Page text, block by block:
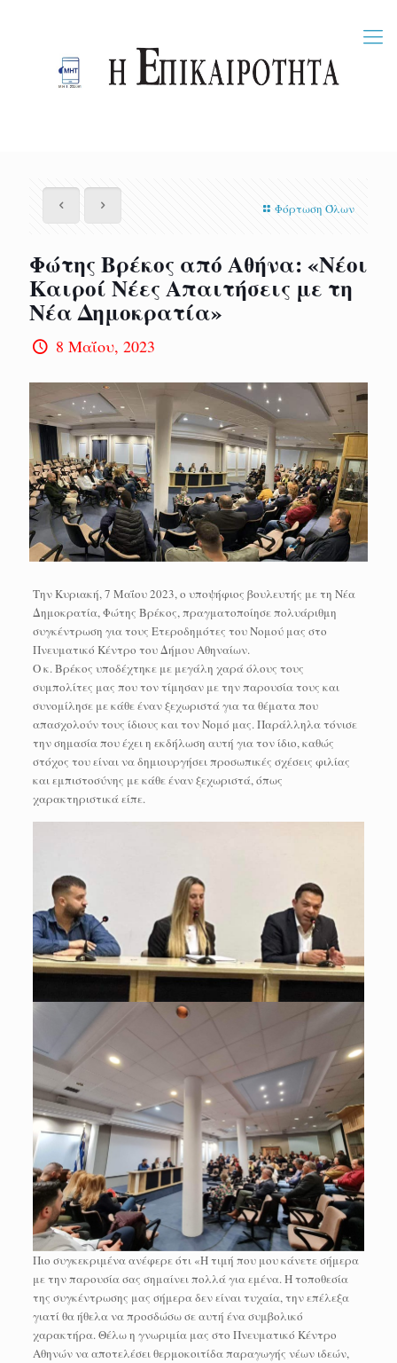
Φόρτωση Όλων
Φώτης Βρέκος από Αθήνα: «Νέοι
Καιροί Νέες Απαιτήσεις με τη
Νέα Δημοκρατία»
8 Μαΐου, 2023
Την Κυριακή, 7 Μαΐου 2023, ο υποψήφιος βουλευτής με τη Νέα
Δημοκρατία, Φώτης Βρέκος, πραγματοποίησε πολυάριθμη
συγκέντρωση για τους Ετεροδημότες του Νομού μας στο
Πνευματικό Κέντρο του Δήμου Αθηναίων.
Ο κ. Βρέκος υποδέχτηκε με μεγάλη χαρά όλους τους
συμπολίτες μας που τον τίμησαν με την παρουσία τους και
συνομίλησε με κάθε έναν ξεχωριστά για τα θέματα που
απασχολούν τους ίδιους και τον Νομό μας. Παράλληλα τόνισε
την σημασία που έχει η εκδήλωση αυτή για τον ίδιο, καθώς
στόχος του είναι να δημιουργήσει προσωπικές σχέσεις φιλίας
και εμπιστοσύνης με κάθε έναν ξεχωριστά, όπως
χαρακτηριστικά είπε.
Πιο συγκεκριμένα ανέφερε ότι «Η τιμή που μου κάνετε σήμερα
με την παρουσία σας σημαίνει πολλά για εμένα. Η τοποθεσία
της συγκέντρωσης μας σήμερα δεν είναι τυχαία, την επέλεξα
γιατί θα ήθελα να προσδώσω σε αυτή ένα συμβολικό
χαρακτήρα. Θέλω η γνωριμία μας στο Πνευματικό Κέντρο
Αθηνών να αποτελέσει θερμοκοιτίδα παραγωγής νέων ιδεών,